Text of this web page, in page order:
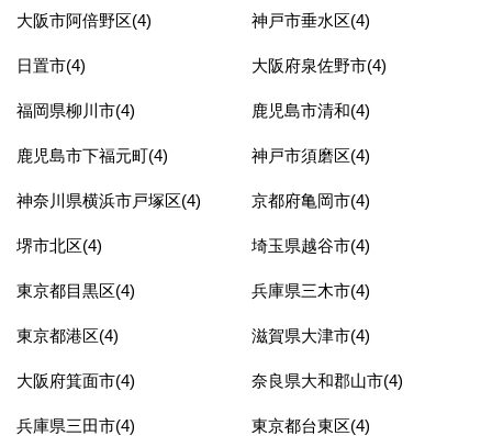
大阪市阿倍野区(4) 神戸市垂水区(4)
日置市(4) 大阪府泉佐野市(4)
福岡県柳川市(4) 鹿児島市清和(4)
鹿児島市下福元町(4) 神戸市須磨区(4)
神奈川県横浜市戸塚区(4) 京都府亀岡市(4)
堺市北区(4) 埼玉県越谷市(4)
東京都目黒区(4) 兵庫県三木市(4)
東京都港区(4) 滋賀県大津市(4)
大阪府箕面市(4) 奈良県大和郡山市(4)
兵庫県三田市(4) 東京都台東区(4)